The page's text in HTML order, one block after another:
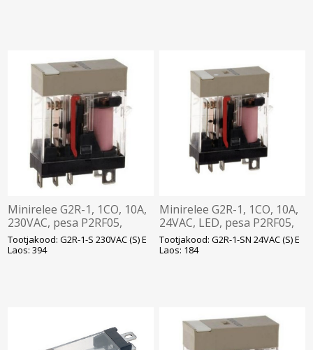
Minirelee G2R-1, 1CO, 10A,
230VAC, pesa P2RF05,
Omron
Tootjakood: G2R-1-S 230VAC (S) E
Laos: 394
Minirelee G2R-1, 1CO, 10A,
24VAC, LED, pesa P2RF05,
Omron
Tootjakood: G2R-1-SN 24VAC (S) E
Laos: 184